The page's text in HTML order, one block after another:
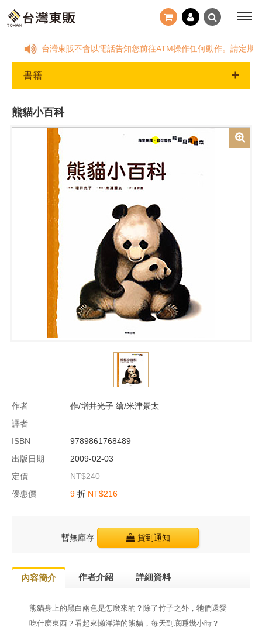
。台灣東販不會以電話告知您前往ATM操作任何動作。請定期更改
書籍
熊貓小百科
作者
作/增井光子 繪/米津景太
譯者
ISBN
9789861768489
出版日期
2009-02-03
定價
NT$240
優惠價
9 折 NT$216
暫無庫存 貨到通知
內容簡介 作者介紹 詳細資料
熊貓身上的黑白兩色是怎麼來的？除了竹子之外，牠們還愛
吃什麼東西？看起來懶洋洋的熊貓，每天到底睡幾小時？